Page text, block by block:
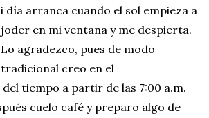
i día arranca cuando el sol empieza a
joder en mi ventana y me despierta.
Lo agradezco, pues de modo
tradicional creo en el
tiempo a partir de las 7:00 a.m.
cuelo café y preparo algo de